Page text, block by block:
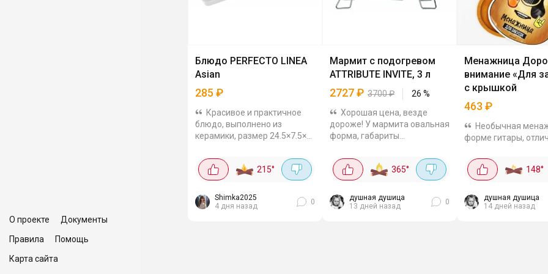
О проекте
Документы
Правила
Помощь
Карта сайта
Блюдо PERFECTO LINEA
Asian
285₽
Красивое и практичное
блюдо, выполнено из
керамики, размер 24.5×7.5×3
подачи азиатских блюд и
закусок. Можно
использовать в
микроволновой...
215°
Shimka2025
4 дня назад
0
Мармит с подогревом
ATTRIBUTE INVITE, 3 л
2727₽ 3700₽ 26 %
Хорошая цена, везде
дороже! У мармита овальная
форма, габариты
входит металлическая
подставка с подсвечником и
свеча. Чаша из
жаропрочного...
365°
душная душица
13 дней назад
0
Менажница
внимание «Для
с крышкой
463 ₽
Необычная
форме гитары,
закусок: оливок,
орехов, фруктов
в каждой можно...
148°
душная душица
14 дней назад